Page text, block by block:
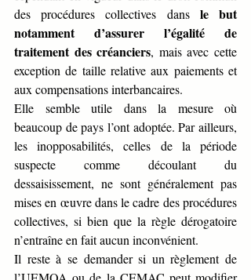
des procédures collectives dans le but
notamment d’assurer l’égalité de
traitement des créanciers, mais avec cette
exception de taille relative aux paiements et
aux compensations interbancaires.
Elle semble utile dans la mesure où
beaucoup de pays l’ont adoptée. Par ailleurs,
les inopposabilités, celles de la période
suspecte comme découlant du
dessaisissement, ne sont généralement pas
mises en œuvre dans le cadre des procédures
collectives, si bien que la règle dérogatoire
n’entraîne en fait aucun inconvénient.
Il reste à se demander si un règlement de